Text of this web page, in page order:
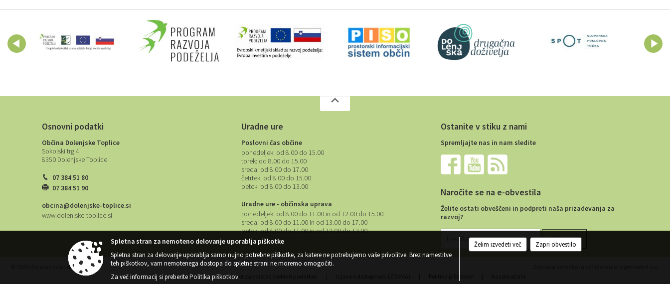
Osnovni podatki
Občina Dolenjske Toplice
Sokolski trg 4
8350 Dolenjske Toplice
07 384 51 80
07 384 51 90
obcina@dolenjske-toplice.si
www.dolenjske-toplice.si
Uradne ure
Poslovni čas občine
ponedeljek: od 8.00 do 15.00
torek: od 8.00 do 15.00
sreda: od 8.00 do 17.00
četrtek: od 8.00 do 15.00
petek: od 8.00 do 13.00
Uradne ure - občinska uprava
ponedeljek: od 8.00 do 11.00 in od 12.00 do 15.00
sreda: od 8.00 do 11.00 in od 13.00 do 17.00
petek:od 8.00 do 11.00 in od 12.00 do 13.00
Ostanite v stiku z nami
Spremljajte nas in nam sledite
Naročite se na e-obvestila
Želite ostati obveščeni in podpreti naša prizadevanja za
razvoj?
© 2026 Vse pravice pridržane
Splošni pogoji spletne strani
| Center za varstvo osebnih podatkov
Spletna stran za nemoteno delovanje uporablja piškotke
Spletna stran za delovanje uporablja samo nujno potrebne piškotke, za katere ne potrebujemo vaše privolitve. Brez namestitve
teh piškotkov, vam nemotenega dostopa do spletne strani ne moremo omogočiti.
Za več informacij si preberitePolitika piškotkov.
Želim izvedeti več Zapri obvestilo